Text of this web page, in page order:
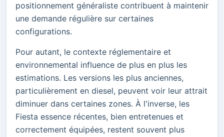
positionnement généraliste contribuent à maintenir
une demande régulière sur certaines
configurations.
Pour autant, le contexte réglementaire et
environnemental influence de plus en plus les
estimations. Les versions les plus anciennes,
particulièrement en diesel, peuvent voir leur attrait
diminuer dans certaines zones. À l'inverse, les
Fiesta essence récentes, bien entretenues et
correctement équipées, restent souvent plus